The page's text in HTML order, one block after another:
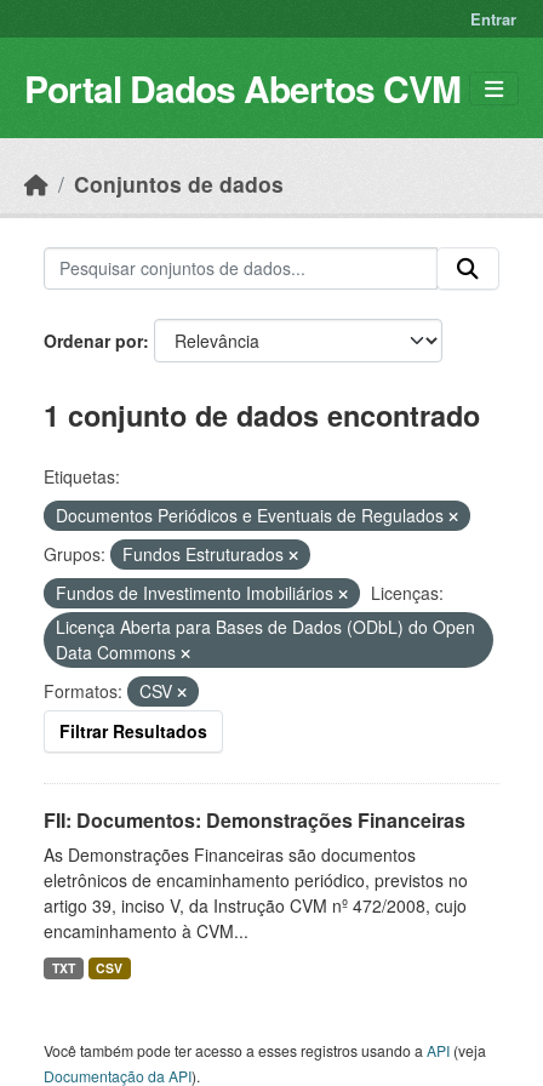
Entrar
Portal Dados Abertos CVM
Conjuntos de dados
Ordenar por
1 conjunto de dados encontrado
Etiquetas:
Documentos Periódicos e Eventuais de Regulados
Grupos:
Fundos Estruturados
Fundos de Investimento Imobiliários
Licenças:
Licença Aberta para Bases de Dados (ODbL) do Open
Data Commons
Formatos:
CSV
Filtrar Resultados
FII: Documentos: Demonstrações Financeiras
As Demonstrações Financeiras são documentos
eletrônicos de encaminhamento periódico, previstos no
artigo 39, inciso V, da Instrução CVM nº 472/2008, cujo
encaminhamento à CVM...
TXT CSV
Você também pode ter acesso a esses registros usando a API (veja
Documentação da API).